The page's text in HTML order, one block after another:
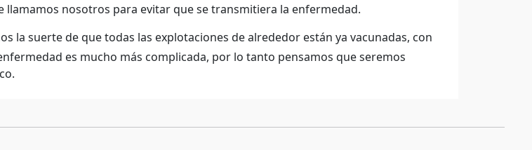
llamamos nosotros para evitar que se transmitiera la enfermedad.
la suerte de que todas las explotaciones de alrededor están ya vacunadas, con
es mucho más complicada, por lo tanto pensamos que seremos